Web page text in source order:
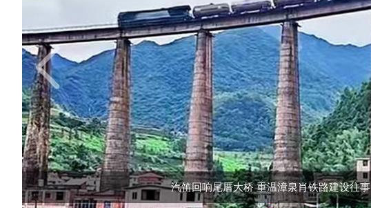
汽笛回响尾厝大桥 重温漳泉肖铁路建设往事